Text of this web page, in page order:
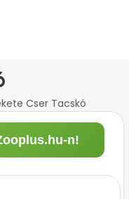
Cser Tacskó
n!